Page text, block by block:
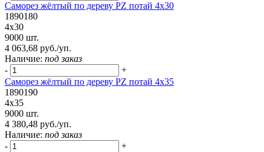
Саморез жёлтый по дереву PZ потай 4х30
1890180
4х30
9000 шт.
4 063,68 руб./уп.
Наличие: под заказ
-
+
Саморез жёлтый по дереву PZ потай 4х35
1890190
4х35
9000 шт.
4 380,48 руб./уп.
Наличие: под заказ
-
+